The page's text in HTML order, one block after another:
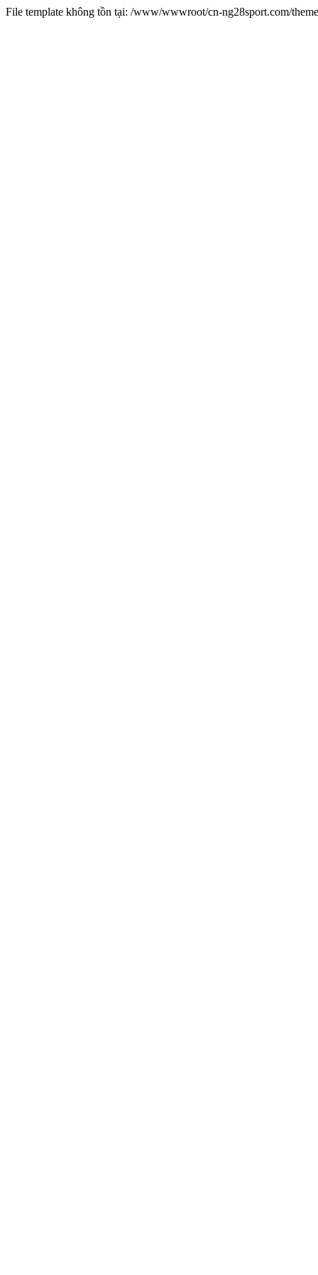
File template không tồn tại: /www/wwwroot/cn-ng28sport.com/